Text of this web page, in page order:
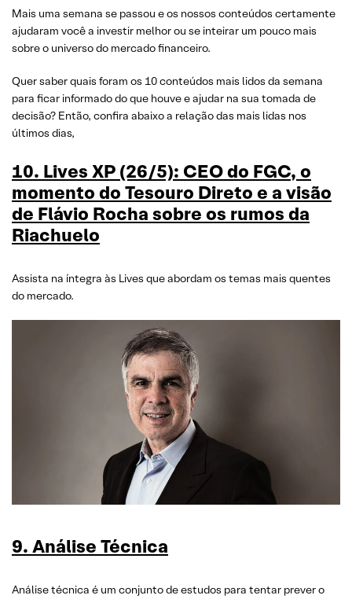
Mais uma semana se passou e os nossos conteúdos certamente
ajudaram você a investir melhor ou se inteirar um pouco mais
sobre o universo do mercado financeiro.
Quer saber quais foram os 10 conteúdos mais lidos da semana
para ficar informado do que houve e ajudar na sua tomada de
decisão? Então, confira abaixo a relação das mais lidas nos
últimos dias,
10. Lives XP (26/5): CEO do FGC, o
momento do Tesouro Direto e a visão
de Flávio Rocha sobre os rumos da
Riachuelo
Assista na íntegra às Lives que abordam os temas mais quentes
do mercado.
9. Análise Técnica
Análise técnica é um conjunto de estudos para tentar prever o